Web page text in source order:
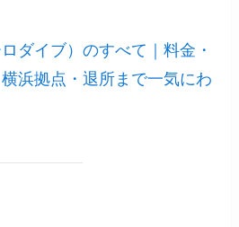
ダイブ）のすべて｜料金・
浜拠点・退所まで一気にわ